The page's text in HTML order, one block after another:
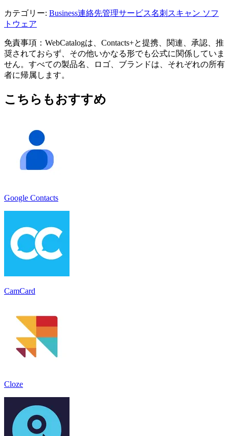
カテゴリー: Business連絡先管理サービス名刺スキャン ソフ
トウェア
免責事項：WebCatalogは、Contacts+と提携、関連、承認、推
奨されておらず、その他いかなる形でも公式に関係していま
せん。すべての製品名、ロゴ、ブランドは、それぞれの所有
者に帰属します。
こちらもおすすめ
Google Contacts
CamCard
Cloze